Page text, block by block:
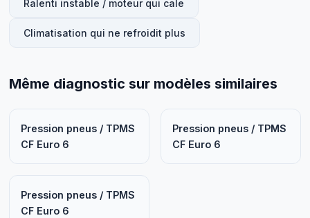
Ralenti instable / moteur qui cale
Climatisation qui ne refroidit plus
Même diagnostic sur modèles similaires
Pression pneus / TPMS
CF Euro 6
Pression pneus / TPMS
CF Euro 6
Pression pneus / TPMS
CF Euro 6